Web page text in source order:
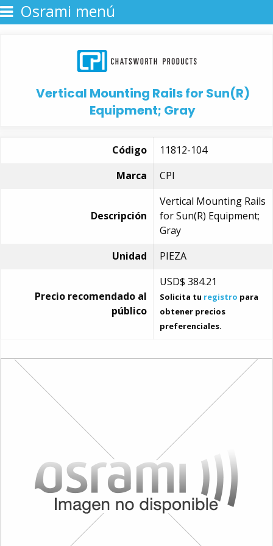
Osrami menú
Vertical Mounting Rails for Sun(R)
Equipment; Gray
Código
11812-104
Marca
CPI
Descripción
Vertical Mounting Rails
for Sun(R) Equipment;
Gray
Unidad
PIEZA
Precio recomendado al
público
USD$ 384.21
Solicita tu registro para
obtener precios
preferenciales.